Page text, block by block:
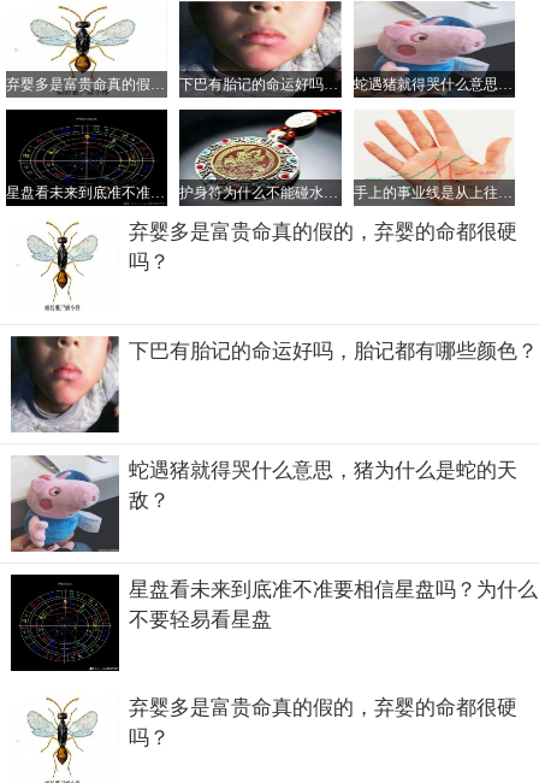
平时如何供奉伽蓝菩萨
伽蓝菩萨作为一名武财神，平时该如何供奉呢？首先作为武
财神，在供奉时面一定要朝向宅外，这样才可以镇压群邪的
作用，使其不敢随意入宅侵犯。其次，因珈蓝菩萨和韦驮菩
萨是佛教的两大护法，所以伽蓝菩萨是可以和佛菩萨像一起
供奉的，将佛像居于正中，珈蓝菩萨在佛像的外侧以示护
卫。因珈蓝有“无净之地”的意思，所以供奉珈蓝菩萨要时时
和的来解决。
弃婴多是富贵命真的假的，弃婴的命都很硬吗？ 下巴有胎记的命运好吗，胎记都有哪些颜色？ 蛇遇猪就得哭什么意思，猪为什么是蛇的天敌？
星盘看未来到底准不准要相信星盘吗？为什么不要轻易看星盘 护身符为什么不能碰水，护身符是道教法器还是佛教的？ 手上的事业线是从上往下看么，事业线交叉混乱说明什么？
弃婴多是富贵命真的假的，弃婴的命都很硬
吗？
下巴有胎记的命运好吗，胎记都有哪些颜色？
蛇遇猪就得哭什么意思，猪为什么是蛇的天
敌？
星盘看未来到底准不准要相信星盘吗？为什么
不要轻易看星盘
弃婴多是富贵命真的假的，弃婴的命都很硬
吗？